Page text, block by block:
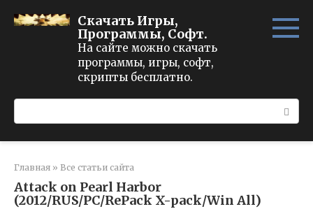
Скачать Игры,
Программы, Софт.
На сайте можно скачать
программы, игры, софт,
скрипты бесплатно.
Главная » Все статьи сайта
Attack on Pearl Harbor
(2012/RUS/PC/RePack X-pack/Win All)